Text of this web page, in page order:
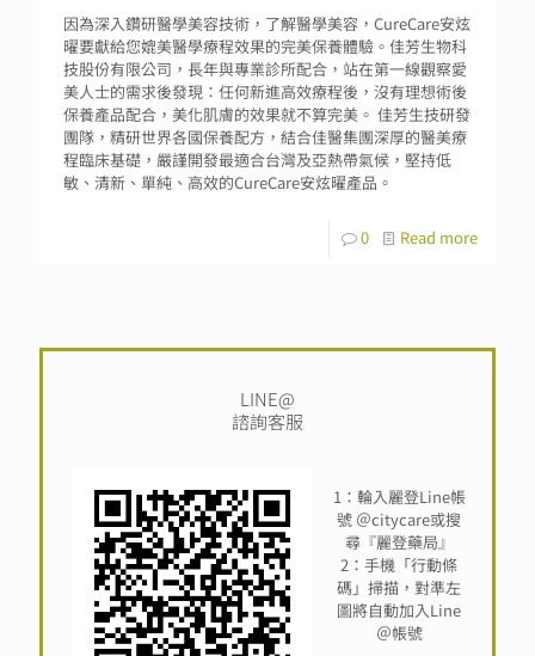
因為深入鑽研醫學美容技術，了解醫學美容，CureCare安炫
曜要獻給您媲美醫學療程效果的完美保養體驗。佳芳生物科
技股份有限公司，長年與專業診所配合，站在第一線觀察愛
美人士的需求後發現：任何新進高效療程後，沒有理想術後
保養產品配合，美化肌膚的效果就不算完美。 佳芳生技研發
團隊，精研世界各國保養配方，結合佳醫集團深厚的醫美療
程臨床基礎，嚴謹開發最適合台灣及亞熱帶氣候，堅持低
敏、清新、單純、高效的CureCare安炫曜產品。
0 Read more
LINE@
諮詢客服
1：輪入麗登Line帳
號 ＠citycare或搜
尋『麗登藥局』
2：手機「行動條
碼」掃描，對準左
圖將自動加入Line
＠帳號